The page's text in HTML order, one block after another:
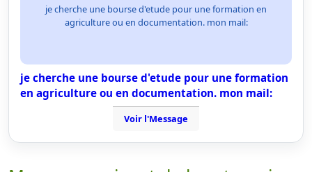
je cherche une bourse d'etude pour une formation en
agriculture ou en documentation. mon mail:
je cherche une bourse d'etude pour une formation
en agriculture ou en documentation. mon mail:
Voir l'Message